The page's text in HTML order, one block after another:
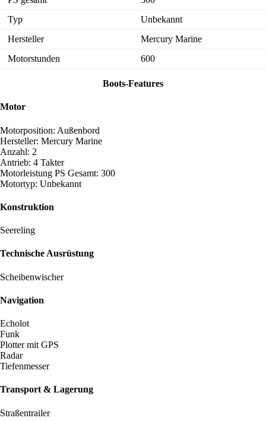
Typ
Unbekannt
Hersteller
Mercury Marine
Motorstunden
600
Boots-Features
Motor
Motorposition: Außenbord
Hersteller: Mercury Marine
Anzahl: 2
Antrieb: 4 Takter
Motorleistung PS Gesamt: 300
Motortyp: Unbekannt
Konstruktion
Seereling
Technische Ausrüstung
Scheibenwischer
Navigation
Echolot
Funk
Plotter mit GPS
Radar
Tiefenmesser
Transport & Lagerung
Straßentrailer